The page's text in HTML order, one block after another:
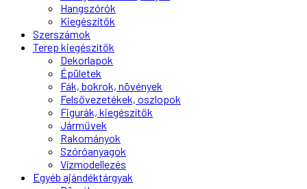
Hangszórók
Kiegészítők
Szerszámok
Terep kiegészítők
Dekorlapok
Épületek
Fák, bokrok, növények
Felsővezetékek, oszlopok
Figurák, kiegészítők
Járművek
Rakományok
Szóróanyagok
Vízmodellezés
Egyéb ajándéktárgyak